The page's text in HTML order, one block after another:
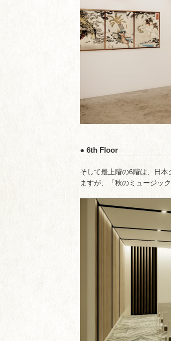
● 6th Floor
そして最上階の6階は、日
ますが、「秋のミュージッ